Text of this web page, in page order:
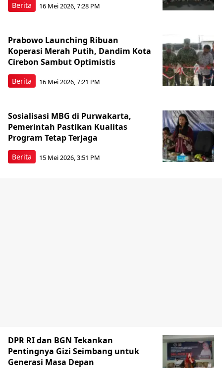
Berita 16 Mei 2026, 7:28 PM
Berita
Prabowo Launching Ribuan
Koperasi Merah Putih, Dandim Kota
Cirebon Sambut Optimistis
16 Mei 2026, 7:21 PM
Berita
Sosialisasi MBG di Purwakarta,
Pemerintah Pastikan Kualitas
Program Tetap Terjaga
15 Mei 2026, 3:51 PM
DPR RI dan BGN Tekankan
Pentingnya Gizi Seimbang untuk
Generasi Masa Depan